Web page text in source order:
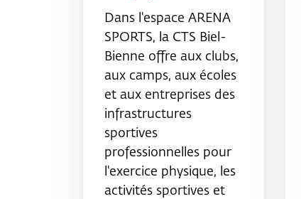
Dans l'espace ARENA
SPORTS, la CTS Biel-
Bienne offre aux clubs,
aux camps, aux écoles
et aux entreprises des
infrastructures
sportives
professionnelles pour
l'exercice physique, les
activités sportives et